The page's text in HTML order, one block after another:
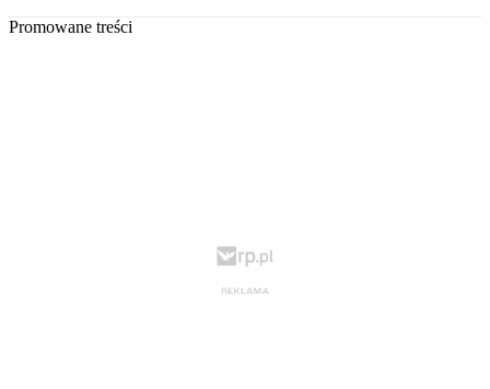
Promowane treści